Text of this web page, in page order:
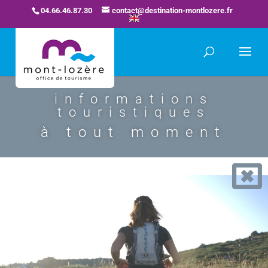
04.66.46.87.30 contact@destination-montlozere.fr
informations
touristiques
à tout moment